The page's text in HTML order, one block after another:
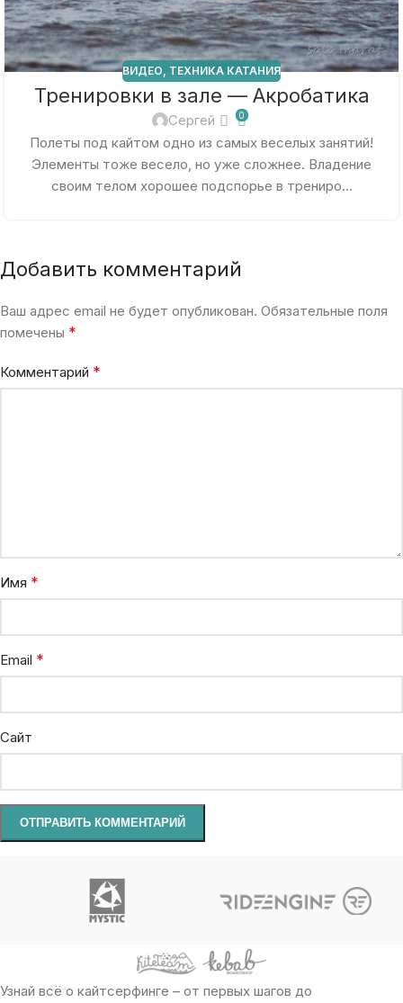
ВИДЕО, ТЕХНИКА КАТАНИЯ
Тренировки в зале — Акробатика
Сергей 0
Полеты под кайтом одно из самых веселых занятий!
Элементы тоже весело, но уже сложнее. Владение
своим телом хорошее подспорье в трениро...
Добавить комментарий
Ваш адрес email не будет опубликован. Обязательные поля
помечены *
Комментарий *
Имя *
Email *
Сайт
Узнай всё о кайтсерфинге – от первых шагов до